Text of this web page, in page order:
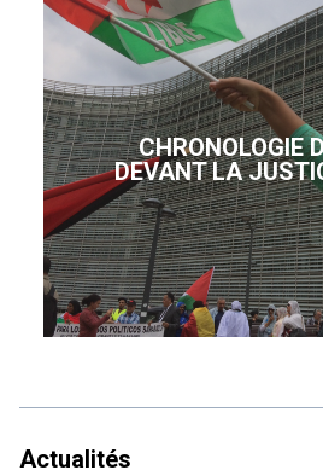
CHRONOLOGIE
DEVANT LA
Actualités